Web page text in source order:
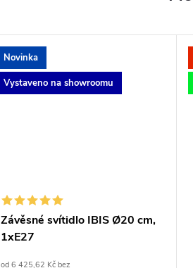
Novinka
Vystaveno na showroomu
Závěsné svítidlo IBIS Ø20 cm,
1xE27
od 6 425,62 Kč bez